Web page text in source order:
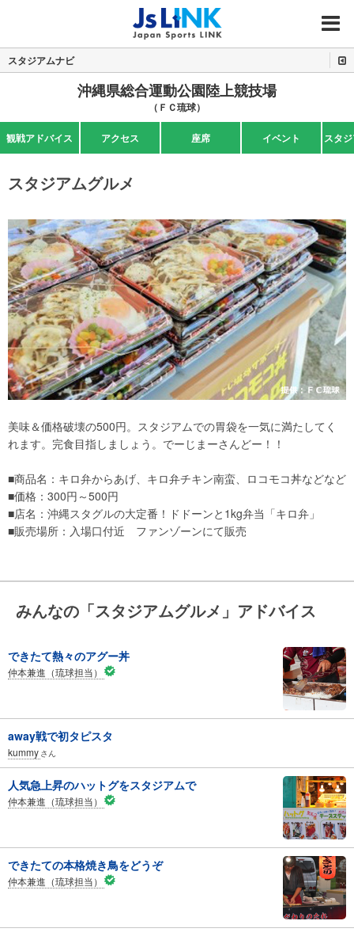
MENU
スタジアムナビ
沖縄県総合運動公園陸上競技場
（ＦＣ琉球）
観戦アドバイス アクセス 座席 イベント スタ
スタジアムグルメ
美味＆価格破壊の500円。スタジアムでの胃袋を一気に満たしてく
れます。完食目指しましょう。でーじまーさんどー！！
■商品名：キロ弁からあげ、キロ弁チキン南蛮、ロコモコ丼などなど
■価格：300円～500円
■店名：沖縄スタグルの大定番！ドドーンと1kg弁当「キロ弁」
■販売場所：入場口付近 ファンゾーンにて販売
みんなの「スタジアムグルメ」アドバイス
できたて熱々のアグー丼
仲本兼進（琉球担当）
away戦で初タピスタ
kummy さん
人気急上昇のハットグをスタジアムで
仲本兼進（琉球担当）
できたての本格焼き鳥をどうぞ
仲本兼進（琉球担当）